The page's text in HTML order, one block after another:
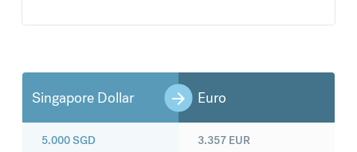
Singapore Dollar Euro
5.000SGD 3.357 EUR